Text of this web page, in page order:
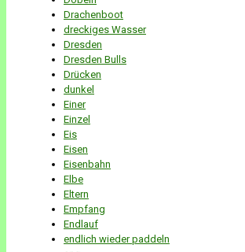
Drachenboot
dreckiges Wasser
Dresden
Dresden Bulls
Drücken
dunkel
Einer
Einzel
Eis
Eisen
Eisenbahn
Elbe
Eltern
Empfang
Endlauf
endlich wieder paddeln